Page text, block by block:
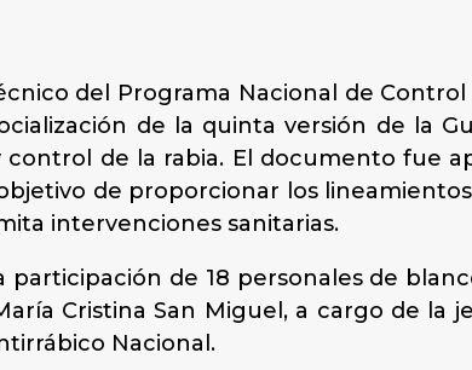
del Programa Nacional de
de la quinta versión de la
de la rabia. El documento fue
de proporcionar los
intervenciones sanitarias.
participación de 18 personales de
Cristina San Miguel, a cargo de la
Nacional.